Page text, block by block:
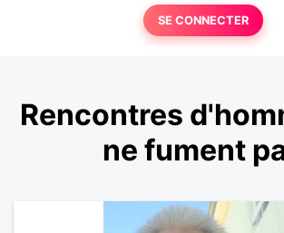
SE CONNECTER
Rencontres
ne fument